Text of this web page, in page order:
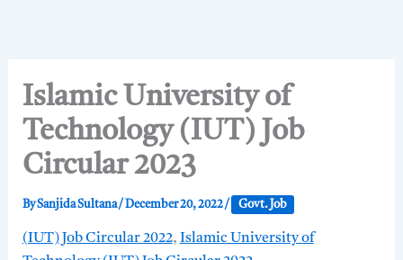
Islamic University of
Technology (IUT) Job
Circular 2023
BySanjida Sultana/December 20, 2022/ Govt. Job
(IUT) Job Circular 2022, Islamic University of